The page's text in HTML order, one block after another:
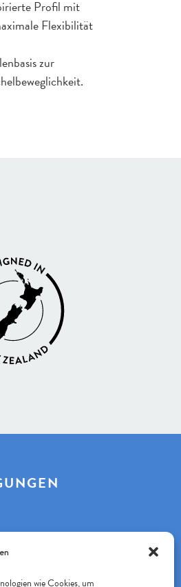
wie Cookies, um
Profil mit
Flexibilität
zur